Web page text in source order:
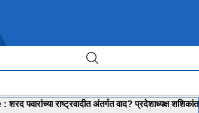
राष्ट्रवादीत अंतर्गत वाद? प्रदेशाध्यक्ष शशिकांत शिंदेवर